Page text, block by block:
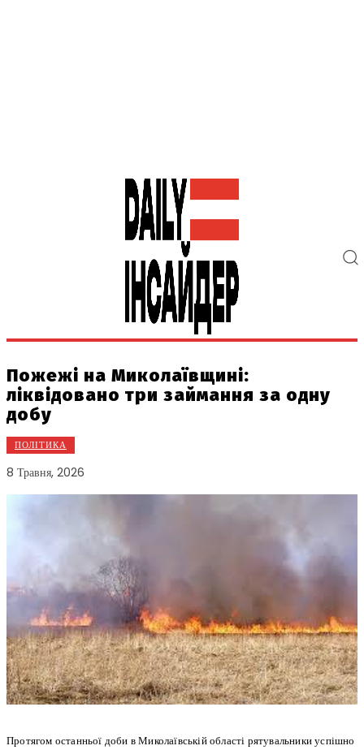
Пожежі на Миколаївщині:
ліквідовано три займання за одну
добу
ПОЛІТИКА
8 Травня, 2026
Протягом останньої доби в Миколаївській області рятувальники успішно